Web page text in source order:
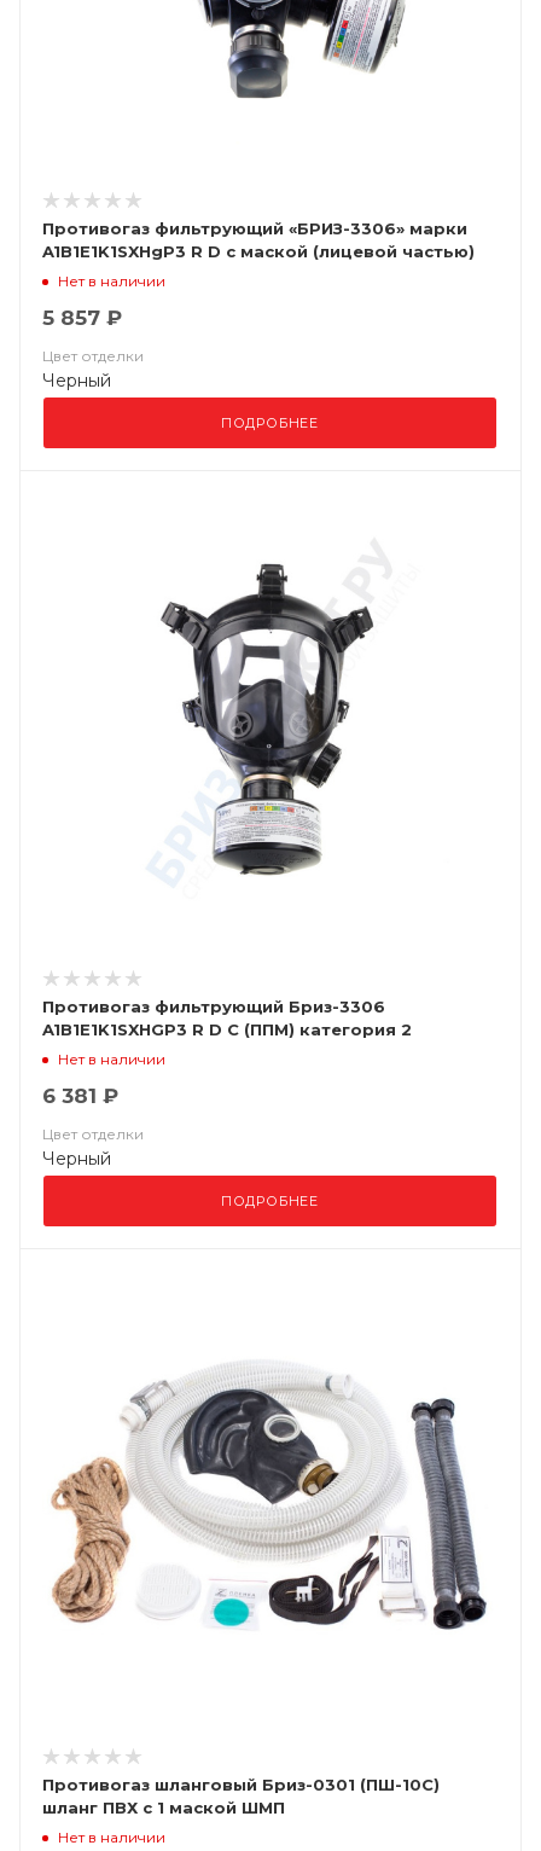
Противогаз фильтрующий «БРИЗ-3306» марки
A1B1E1K1SXHgP3 R D с маской (лицевой частью)
«Бриз-4303 (М
Нет в наличии
5 857 ₽
Цвет отделки
Черный
ПОДРОБНЕЕ
Противогаз фильтрующий Бриз-3306
A1B1E1K1SXHGP3 R D С (ППМ) категория 2
Нет в наличии
6 381 ₽
Цвет отделки
Черный
ПОДРОБНЕЕ
Противогаз шланговый Бриз-0301 (ПШ-10C)
шланг ПВХ с 1 маской ШМП
Нет в наличии